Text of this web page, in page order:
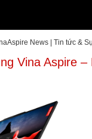
News | Tin tức &
Vina Aspire